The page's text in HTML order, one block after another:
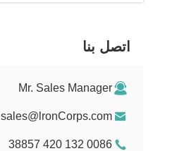
اتصل بنا
Mr. Sales Manager
sales@lronCorps.com
0086 132 420 38857